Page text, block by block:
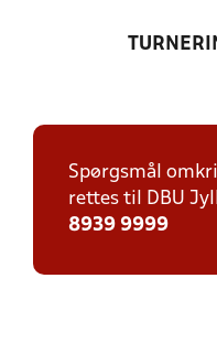
Spørgsmål
rettes til DBU
8939 9999